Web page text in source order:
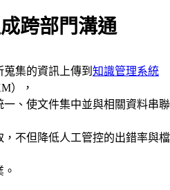
跨部門溝通
集的資訊上傳到 知識管理系統
），
、使文件集中並與相關資料串聯
不但降低人工管控的出錯率與檔